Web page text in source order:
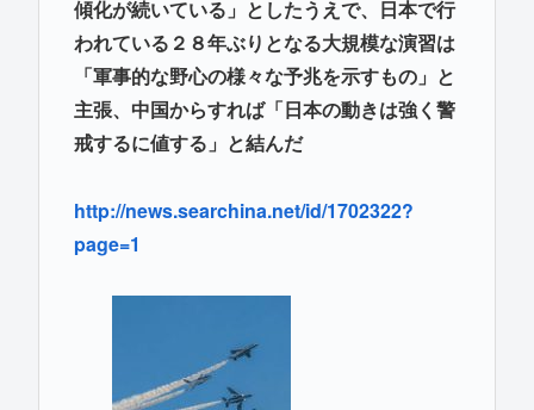
傾化が続いている」としたうえで、日本で行
われている２８年ぶりとなる大規模な演習は
「軍事的な野心の様々な予兆を示すもの」と
主張、中国からすれば「日本の動きは強く警
戒するに値する」と結んだ
http://news.searchina.net/id/1702322?
page=1